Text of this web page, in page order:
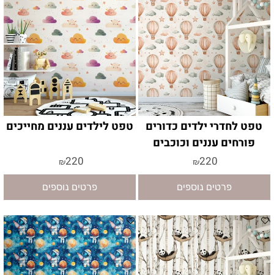
טפט לחדרי ילדים כדורים
פורחים עננים וכוכבים
₪220
פרטים נוספים
טפט לילדים עננים מחייכים
₪220
פרטים נוספים